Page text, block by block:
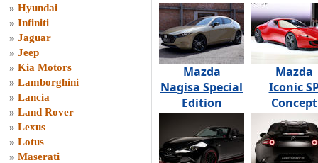
» Hyundai
» Infiniti
» Jaguar
» Jeep
» Kia Motors
» Lamborghini
» Lancia
» Land Rover
» Lexus
» Lotus
» Maserati
Mazda
Nagisa Special
Edition
Mazda
Iconic
Concept